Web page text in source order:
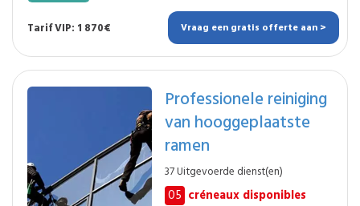
Tarif VIP: 1 870€ Vraag een gratis offerte aan >
Professionele reiniging
van hooggeplaatste
ramen
37 Uitgevoerde dienst(en)
05 créneaux disponibles